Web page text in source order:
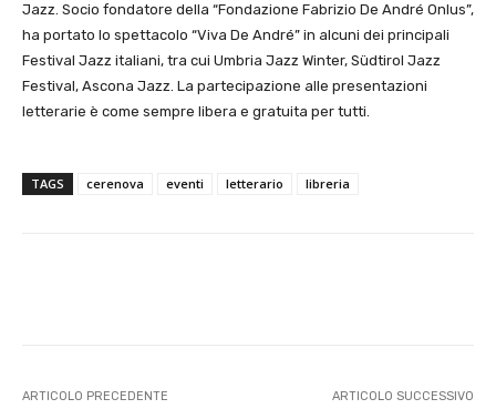
Jazz. Socio fondatore della “Fondazione Fabrizio De André Onlus”,
ha portato lo spettacolo “Viva De André” in alcuni dei principali
Festival Jazz italiani, tra cui Umbria Jazz Winter, Südtirol Jazz
Festival, Ascona Jazz. La partecipazione alle presentazioni
letterarie è come sempre libera e gratuita per tutti.
TAGS cerenova eventi letterario libreria
ARTICOLO PRECEDENTE ARTICOLO SUCCESSIVO